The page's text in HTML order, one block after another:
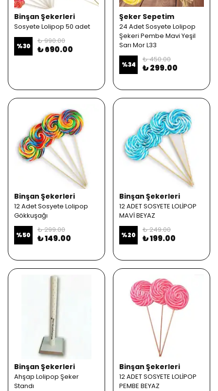
Binşan Şekerleri
Sosyete Lolipop 50 adet
%30
₺ 990.00
₺ 690.00
Şeker Sepetim
24 Adet Sosyete Lolipop
Şekeri Pembe Mavi Yeşil
Sarı Mor L33
%34
₺ 450.00
₺ 299.00
Binşan Şekerleri
12 Adet Sosyete Lolipop
Gökkuşağı
%50
₺ 299.00
₺ 149.00
Binşan Şekerleri
12 ADET SOSYETE LOLİPOP
MAVİ BEYAZ
%20
₺ 249.00
₺ 199.00
Binşan Şekerleri
Ahşap Lolipop Şeker
Standı
Binşan Şekerleri
12 ADET SOSYETE LOLİPOP
PEMBE BEYAZ